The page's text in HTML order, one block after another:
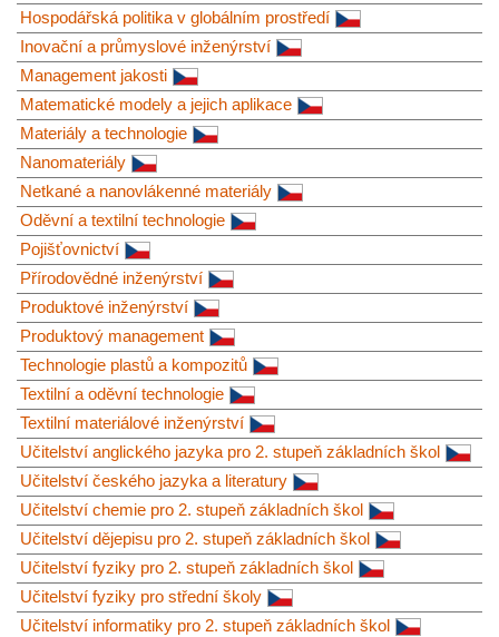
Hospodářská politika v globálním prostředí
Inovační a průmyslové inženýrství
Management jakosti
Matematické modely a jejich aplikace
Materiály a technologie
Nanomateriály
Netkané a nanovlákenné materiály
Oděvní a textilní technologie
Pojišťovnictví
Přírodovědné inženýrství
Produktové inženýrství
Produktový management
Technologie plastů a kompozitů
Textilní a oděvní technologie
Textilní materiálové inženýrství
Učitelství anglického jazyka pro 2. stupeň základních škol
Učitelství českého jazyka a literatury
Učitelství chemie pro 2. stupeň základních škol
Učitelství dějepisu pro 2. stupeň základních škol
Učitelství fyziky pro 2. stupeň základních škol
Učitelství fyziky pro střední školy
Učitelství informatiky pro 2. stupeň základních škol